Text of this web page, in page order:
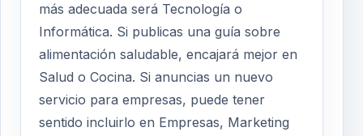
más adecuada será Tecnología o
Informática. Si publicas una guía sobre
alimentación saludable, encajará mejor en
Salud o Cocina. Si anuncias un nuevo
servicio para empresas, puede tener
sentido incluirlo en Empresas, Marketing